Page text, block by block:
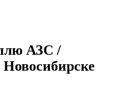
АЗС /